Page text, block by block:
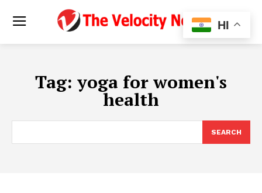
Tag: yoga for women's
health
SEARCH
HI